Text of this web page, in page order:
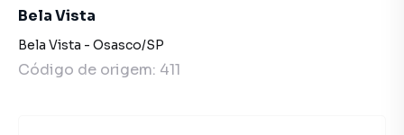
Bela Vista
Bela Vista - Osasco/SP
Código de origem: 411